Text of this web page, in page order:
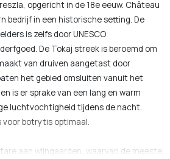
opgericht in de 18e eeuw. Château
bedrijf in een historische setting. De
is zelfs door UNESCO
De Tokaj streek is beroemd om
van druiven aangetast door
het gebied omsluiten vanuit het
is er sprake van een lang en warm
luchtvochtigheid tijdens de nacht.
voor botrytis optimaal.
aan wijngaarden, waarvan de meeste